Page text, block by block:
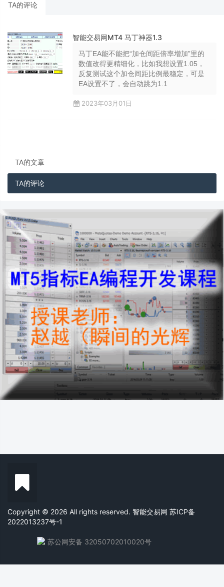
TA的评论
智能交易网MT4 马丁神器1.3
马丁EA能不能把“加仓间距倍率增加”里的
数值改得更精细化，比如我想设置1.05，
反复测试这个加仓间距比例最稳定，可是
EA设置不了，会自动跳为1.1
2023年03月01日
TA的文章
TA的评论
Copyright © 2026 All rights reserved. 智能交易网 苏ICP备
2022013237号-1
苏公网安备 32050702010020号